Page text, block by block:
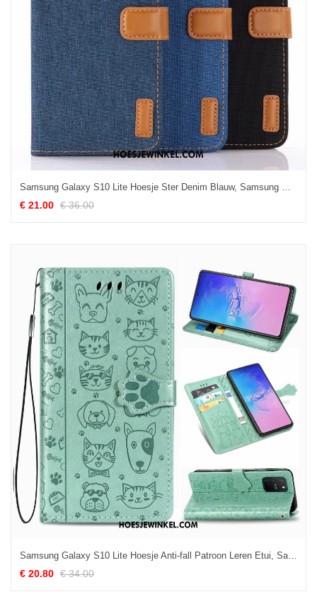
Samsung Galaxy S10 Lite Hoesje Ster Denim Blauw, Samsung Galaxy S10 Lite Hoesje Leren Etui Hoes
€ 21.00 € 36.00
Samsung Galaxy S10 Lite Hoesje Anti-fall Patroon Leren Etui, Samsung Galaxy S10 Lite Hoesje Groen Mooie
€ 20.80 € 34.00